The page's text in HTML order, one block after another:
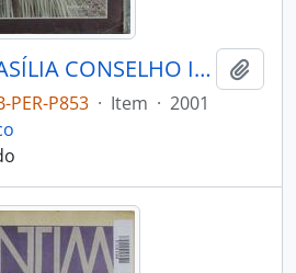
PORANTIM - BRASÍLIA CONSELHO INDIGENISTA MISSIONÁRIO - 2001 - Nº239
PER-P853 · Item · 2001